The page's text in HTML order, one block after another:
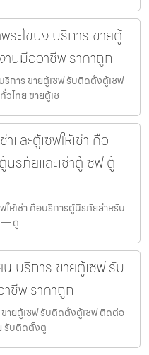
ระโขนง บริการ ขายตู้
นมืออาชีพ ราคาถูก
ริการ ขายตู้เซฟ รับติดตั้งตู้เซฟ
ไทย ขายตู้เซ
และตู้เซฟให้เช่า คือ
รภัยและเช่าตู้เซฟ ตู้
ให้เช่า คือบริการตู้นิรภัยสำหรับ
— ตู
บริการ ขายตู้เซฟ รับ
ชีพ ราคาถูก
ายตู้เซฟ รับติดตั้งตู้เซฟ ติดต่อ
รับติดตั้งตู